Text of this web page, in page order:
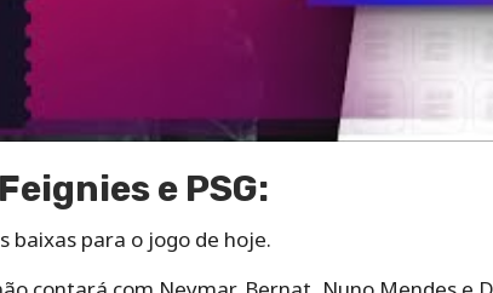
e PSG:
baixas para o jogo de hoje.